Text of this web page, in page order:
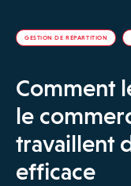
GESTION DE RÉPARTITION
Comment
le
travaillent
efficace